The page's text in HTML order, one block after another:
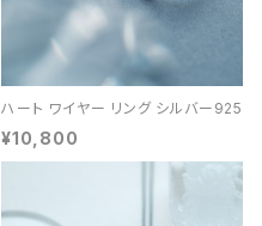
ハート ワイヤー リング シルバー925
¥10,800